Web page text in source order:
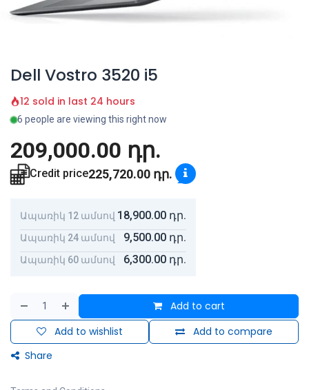
Dell Vostro 3520 i5
12 sold in last 24 hours
6 people are viewing this right now
209,000.00 դր.
Credit price225,720.00 դր.
Ապառիկ 12 ամսով 18,900.00 դր.
Ապառիկ 24 ամսով 9,500.00 դր.
Ապառիկ 60 ամսով 6,300.00 դր.
Add to cart
Add to compare
Add to wishlist
Share